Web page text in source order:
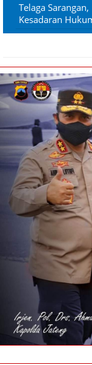
Telaga
Kesadaran